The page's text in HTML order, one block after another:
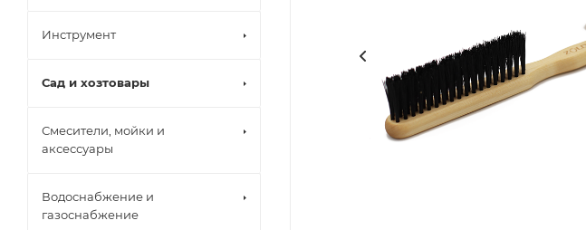
Инструмент
Сад и хозтовары
Смесители, мойки и
аксессуары
Водоснабжение и
газоснабжение